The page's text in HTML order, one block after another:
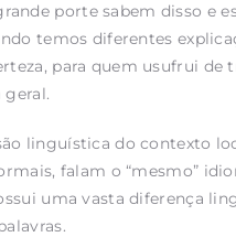
porte sabem disso e
temos diferentes
para quem usufrui
geral.
linguística do contexto
falam o “mesmo”
uma vasta diferença